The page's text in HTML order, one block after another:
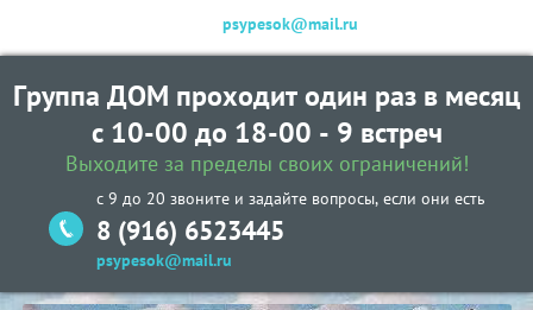
psypesok@mail.ru
Группа ДОМ проходит один раз в месяц
с 10-00 до 18-00 - 9 встреч
Выходите за пределы своих ограничений!
с 9 до 20 звоните и задайте вопросы, если они есть
8 (916) 6523445
psypesok@mail.ru